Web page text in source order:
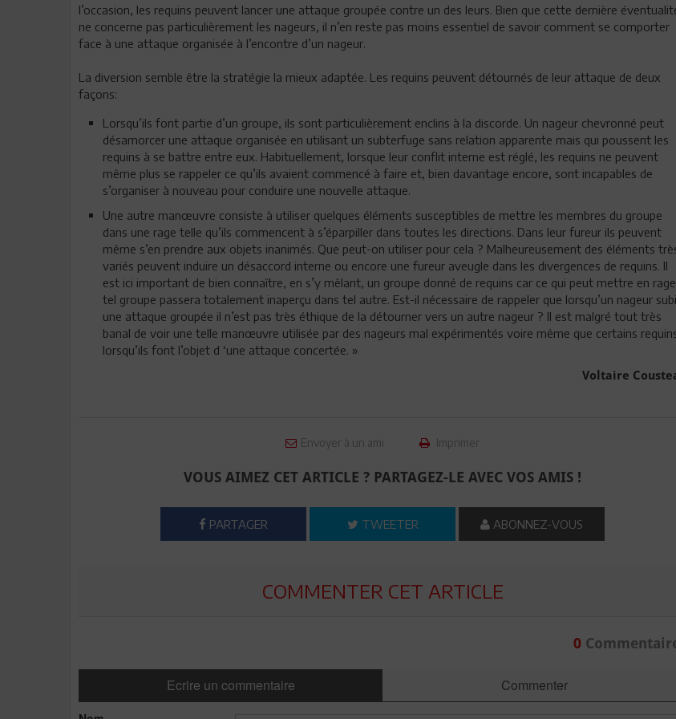
l’occasion, les requins peuvent lancer une attaque groupée contre un des leurs. Bien que cette dernière
ne concerne pas particulièrement les nageurs, il n’en reste pas moins essentiel de savoir comment se comporter
face à une attaque organisée à l’encontre d’un nageur.
La diversion semble être la stratégie la mieux adaptée. Les requins peuvent détournés de leur attaque de deux
façons:
Lorsqu’ils font partie d’un groupe, ils sont particulièrement enclins à la discorde. Un nageur chevronné peut
désamorcer une attaque organisée en utilisant un subterfuge sans relation apparente mais qui poussent les
requins à se battre entre eux. Habituellement, lorsque leur conflit interne est réglé, les requins ne peuvent
même plus se rappeler ce qu’ils avaient commencé à faire et, bien davantage encore, sont incapables de
s’organiser à nouveau pour conduire une nouvelle attaque.
Une autre manœuvre consiste à utiliser quelques éléments susceptibles de mettre les membres du groupe
dans une rage telle qu’ils commencent à s’éparpiller dans toutes les directions. Dans leur fureur ils peuvent
même s’en prendre aux objets inanimés. Que peut-on utiliser pour cela ? Malheureusement des éléments
variés peuvent induire un désaccord interne ou encore une fureur aveugle dans les divergences de requins. Il
est ici important de bien connaître, en s’y mêlant, un groupe donné de requins car ce qui peut mettre en rage
tel groupe passera totalement inaperçu dans tel autre. Est-il nécessaire de rappeler que lorsqu’un nageur
une attaque groupée il n’est pas très éthique de la détourner vers un autre nageur ? Il est malgré tout très
banal de voir une telle manœuvre utilisée par des nageurs mal expérimentés voire même que certains
lorsqu’ils font l’objet d ‘une attaque concertée. »
Voltaire
Envoyer à un ami Imprimer
VOUS AIMEZ CET ARTICLE ? PARTAGEZ-LE AVEC VOS AMIS !
PARTAGER TWEETER ABONNEZ-VOUS
COMMENTER CET ARTICLE
0
Ecrire un commentaire Commenter